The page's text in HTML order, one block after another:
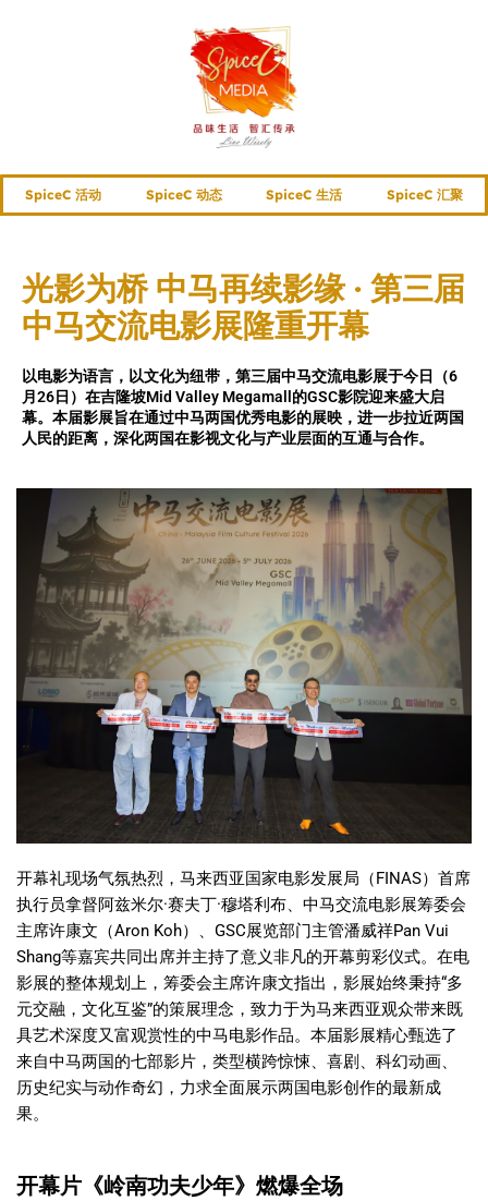
SpiceC 活动 SpiceC 动态 SpiceC 生活 SpiceC 汇聚
光影为桥 中马再续影缘 · 第三届
中马交流电影展隆重开幕
以电影为语言，以文化为纽带，第三届中马交流电影展于今日（6
月26日）在吉隆坡Mid Valley Megamall的GSC影院迎来盛大启
幕。本届影展旨在通过中马两国优秀电影的展映，进一步拉近两国
人民的距离，深化两国在影视文化与产业层面的互通与合作。
开幕礼现场气氛热烈，马来西亚国家电影发展局（FINAS）首席
执行员拿督阿兹米尔·赛夫丁·穆塔利布、中马交流电影展筹委会
主席许康文（Aron Koh）、GSC展览部门主管潘威祥Pan Vui
Shang等嘉宾共同出席并主持了意义非凡的开幕剪彩仪式。在电
影展的整体规划上，筹委会主席许康文指出，影展始终秉持“多
元交融，文化互鉴”的策展理念，致力于为马来西亚观众带来既
具艺术深度又富观赏性的中马电影作品。本届影展精心甄选了
来自中马两国的七部影片，类型横跨惊悚、喜剧、科幻动画、
历史纪实与动作奇幻，力求全面展示两国电影创作的最新成
果。
开幕片《岭南功夫少年》燃爆全场